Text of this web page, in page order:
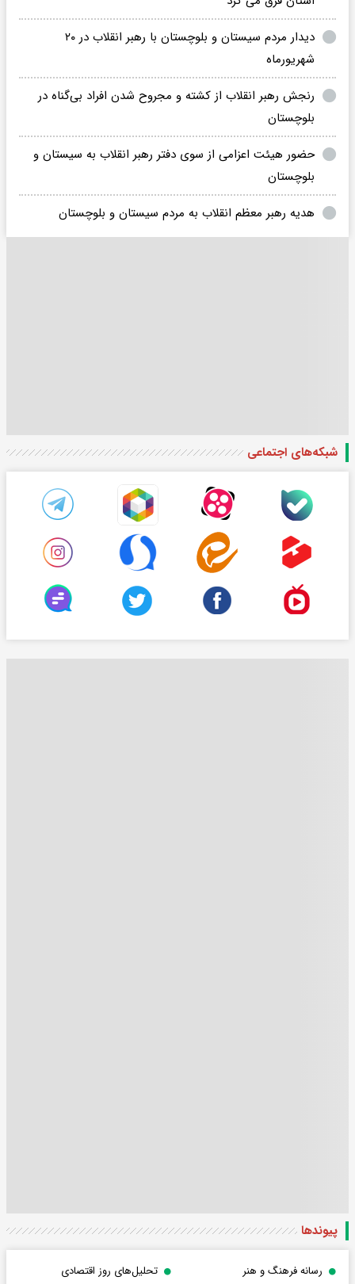
دیدار مردم سیستان و بلوچستان با رهبر انقلاب در ۲۰
شهریورماه
رنجش رهبر انقلاب از کشته‌ و مجروح شدن افراد بی‌گناه در
بلوچستان
حضور هیئت اعزامی از سوی دفتر رهبر انقلاب به سیستان و
بلوچستان
هدیه رهبر معظم انقلاب به مردم سیستان و بلوچستان
شبکه‌های اجتماعی
پیوندها
رسانه فرهنگ و هنر
تحلیل‌های روز اقتصادی